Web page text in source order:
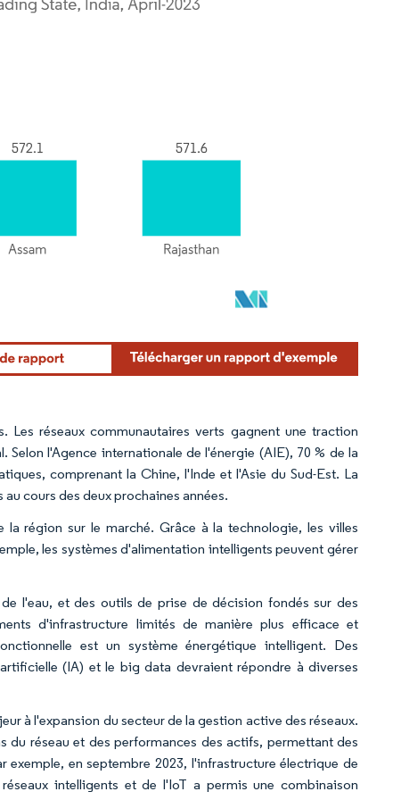
Les réseaux communautaires verts gagnent une traction
l'Agence internationale de l'énergie (AIE), 70 % de la
comprenant la Chine, l'Inde et l'Asie du Sud-Est. La
cours des deux prochaines années.
région sur le marché. Grâce à la technologie, les villes
les systèmes d'alimentation intelligents peuvent gérer
l'eau, et des outils de prise de décision fondés sur des
d'infrastructure limités de manière plus efficace et
est un système énergétique intelligent. Des
(IA) et le big data devraient répondre à diverses
à l'expansion du secteur de la gestion active des réseaux.
réseau et des performances des actifs, permettant des
en septembre 2023, l'infrastructure électrique de
intelligents et de l'IoT a permis une combinaison